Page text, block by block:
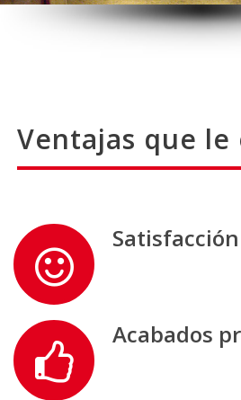
Ventajas que
Acabados